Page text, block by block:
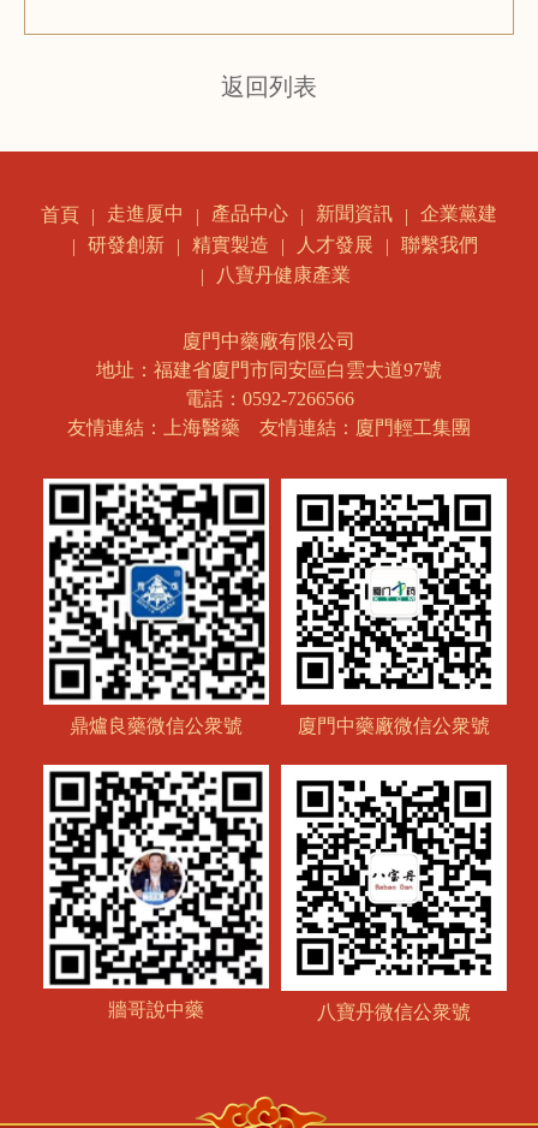
返回列表
首頁 走進厦中 產品中心 新聞資訊
企業黨建
研發創新
精實製造 人才發展
聯繫我們
八寶丹健康產業
廈門中藥廠有限公司
地址：福建省廈門市同安區白雲大道97號
電話：0592-7266566
友情連結：上海醫藥
友情連結：廈門輕工集團
鼎爐良藥微信公衆號 廈門中藥廠微信公衆號
牆哥說中藥 八寶丹微信公衆號